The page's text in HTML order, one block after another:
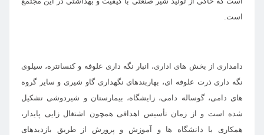
است.
دامداری از بخش های اداری، انبار نگه داری علوفه و کنسانتره، سیلوی
نگه داری ذرت علوفه ای، بهاربندهای نگهداری گاو شیری و سایر گروه
های دامی، گوساله دامی، زایشگاه، بیمارستان و شیردوشی تشکیل
شده است و از زمان تأسیس اهدافی همچون اشتغال زایی پایدار،
همکاری با دانشگاه ها و آموزش و پرورش از طریق بازدیدهای